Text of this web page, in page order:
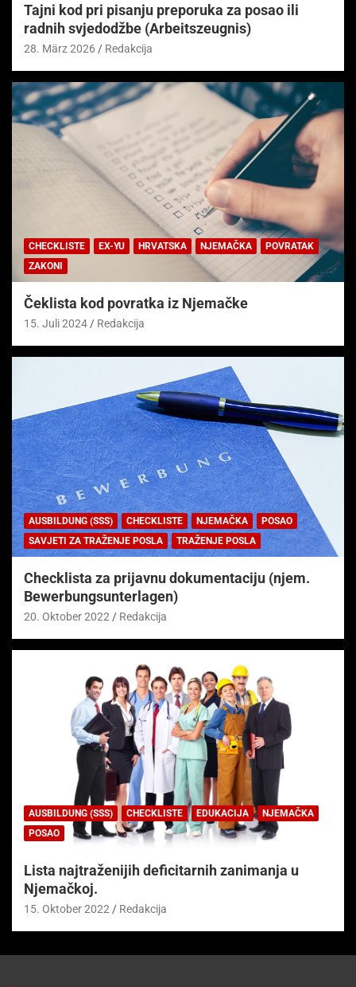
Tajni kod pri pisanju preporuka za posao ili
radnih svjedodžbe (Arbeitszeugnis)
28. März 2026 Redakcija
CHECKLISTE EX-YU HRVATSKA NJEMAČKA
POVRATAK
ZAKONI
Čeklista kod povratka iz Njemačke
15. Juli 2024 Redakcija
AUSBILDUNG (SSS) CHECKLISTE NJEMAČKA
POSAO
SAVJETI ZA TRAŽENJE POSLA
TRAŽENJE POSLA
Checklista za prijavnu dokumentaciju (njem.
Bewerbungsunterlagen)
20. Oktober 2022 Redakcija
AUSBILDUNG (SSS) CHECKLISTE EDUKACIJA
NJEMAČKA
POSAO
Lista najtraženijih deficitarnih zanimanja u
Njemačkoj.
15. Oktober 2022 Redakcija